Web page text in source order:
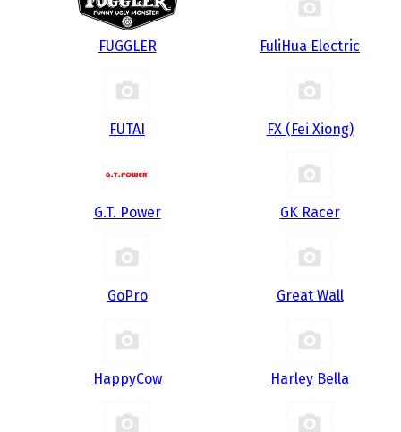
FUGGLER FuliHua Electric
FUTAI FX (Fei Xiong)
G.T. Power GK Racer
GoPro Great Wall
HappyCow Harley Bella